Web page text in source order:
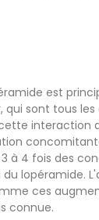
est
sont tous
interaction
à 4 fois des
lopéramide.
ces
connue.